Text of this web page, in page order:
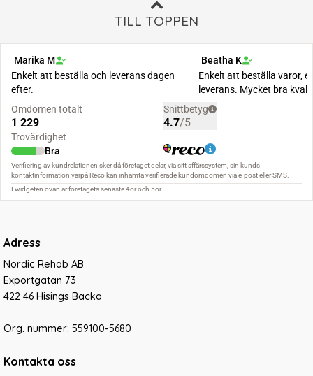
TILL TOPPEN
Adress
Nordic Rehab AB
Exportgatan 73
422 46 Hisings Backa
Org. nummer: 559100-5680
Kontakta oss